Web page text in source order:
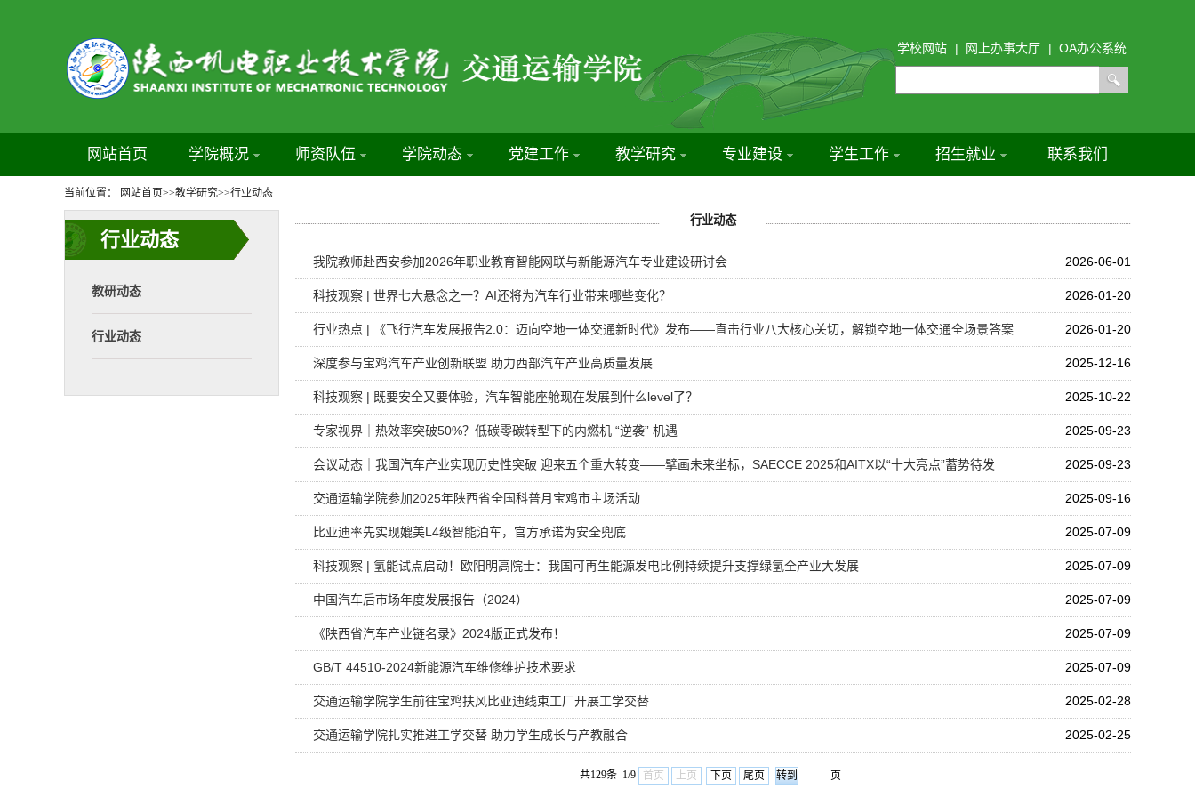
学校网站 | 网上办事大厅 | OA办公系统
网站首页 学院概况 师资队伍 学院动态 党建工作 教学研究 专业建设 学生工作 招生就业 联系我们
当前位置： 网站首页>>教学研究>>行业动态
行业动态
教研动态
行业动态
行业动态
2026-06-01
我院教师赴西安参加2026​年职业教育智能网联与新能源汽车专业建设研讨会
2026-01-20
科技观察 | 世界七大悬念之一？AI还将为汽车行业带来哪些变化？
2026-01-20
行业热点 | 《飞行汽车发展报告2.0：迈向空地一体交通新时代》发布——直击行业八大核心关切，解锁空地一体交通全场景答案
2025-12-16
深度参与宝鸡汽车产业创新联盟 助力西部汽车产业高质量发展
2025-10-22
科技观察 | 既要安全又要体验，汽车智能座舱现在发展到什么level了？
2025-09-23
专家视界｜热效率突破50%？低碳零碳转型下的内燃机 “逆袭” 机遇
2025-09-23
会议动态｜我国汽车产业实现历史性突破 迎来五个重大转变——擘画未来坐标，SAECCE 2025和AITX以“十大亮点”蓄势待发
2025-09-16
交通运输学院参加2025年陕西省全国科普月宝鸡市主场活动
2025-07-09
比亚迪率先实现媲美L4级智能泊车，官方承诺为安全兜底
2025-07-09
科技观察 | 氢能试点启动！欧阳明高院士：我国可再生能源发电比例持续提升支撑绿氢全产业大发展
2025-07-09
中国汽车后市场年度发展报告（2024）
2025-07-09
《陕西省汽车产业链名录》2024版正式发布！
2025-07-09
GB/T 44510-2024新能源汽车维修维护技术要求
2025-02-28
交通运输学院学生前往宝鸡扶风比亚迪线束工厂开展工学交替
2025-02-25
交通运输学院扎实推进工学交替 助力学生成长与产教融合
共129条 1/9 首页 上页 下页 尾页 页